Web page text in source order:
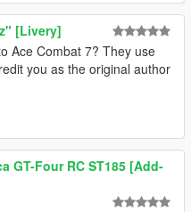
[Livery]
Ace Combat 7? They use
you as the original author
GT-Four RC ST185 [Add-